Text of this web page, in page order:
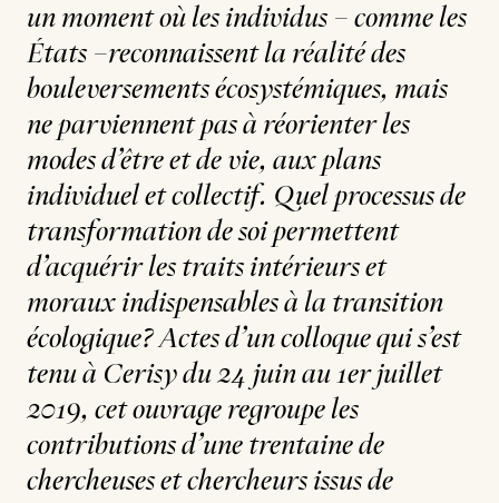
un moment où les individus – comme les
États –reconnaissent la réalité des
bouleversements écosystémiques, mais
ne parviennent pas à réorienter les
modes d’être et de vie, aux plans
individuel et collectif. Quel processus de
transformation de soi permettent
d’acquérir les traits intérieurs et
moraux indispensables à la transition
écologique? Actes d’un colloque qui s’est
tenu à Cerisy du 24 juin au 1er juillet
2019, cet ouvrage regroupe les
contributions d’une trentaine de
chercheuses et chercheurs issus de